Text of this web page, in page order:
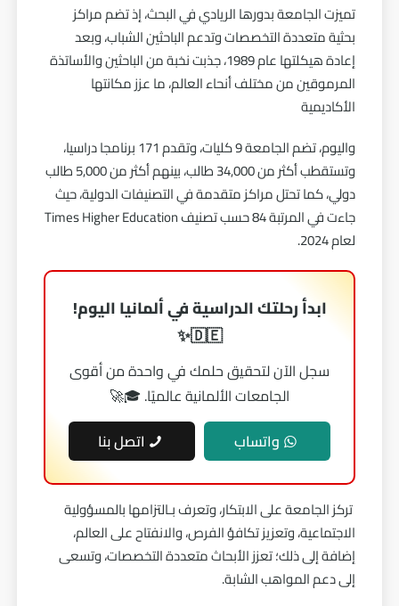
تميزت الجامعة بدورها الريادي في البحث، إذ تضم مراكز
بحثية متعددة التخصصات وتدعم الباحثين الشباب، وبعد
إعادة هيكلتها عام 1989، جذبت نخبة من الباحثين والأساتذة
المرموقين من مختلف أنحاء العالم، ما عزز مكانتها
الأكاديمية
واليوم، تضم الجامعة 9 كليات، وتقدم 171 برنامجا دراسيا،
وتستقطب أكثر من 34,000 طالب، بينهم أكثر من 5,000 طالب
دولي، كما تحتل مراكز متقدمة في التصنيفات الدولية، حيث
جاءت في المرتبة 84 حسب تصنيف Times Higher Education
لعام 2024.
ابدأ رحلتك الدراسية في ألمانيا اليوم!
🇩🇪✨
سجل الآن لتحقيق حلمك في واحدة من أقوى
الجامعات الألمانية عالميًا. 🎓🚀
واتساب
اتصل بنا
تركز الجامعة على الابتكار، وتعرف بـالتزامها بالمسؤولية
الاجتماعية، وتعزيز تكافؤ الفرص، والانفتاح على العالم،
إضافة إلى ذلك؛ تعزز الأبحاث متعددة التخصصات، وتسعى
إلى دعم المواهب الشابة.